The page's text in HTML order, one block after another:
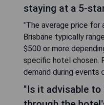
staying at a 5-
"The average price for
Brisbane typically
$500 or more
specific hotel chosen.
demand during events
"Is it advisable